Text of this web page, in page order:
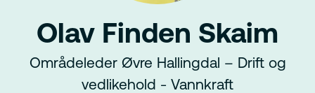
Olav Finden Skaim
Områdeleder Øvre Hallingdal – Drift og
vedlikehold - Vannkraft